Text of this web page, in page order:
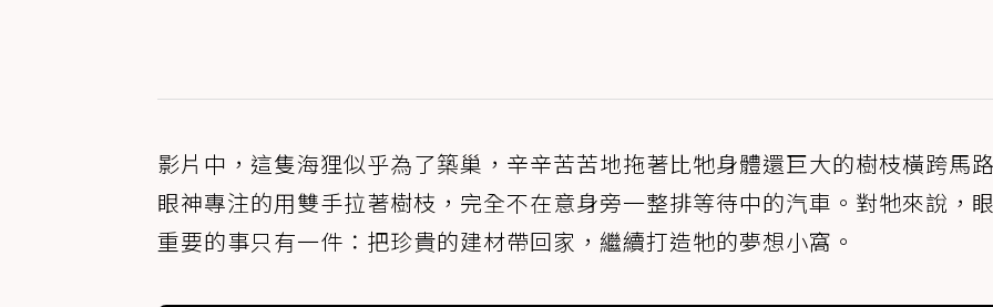
影片中，這隻海狸似乎為了築巢，辛辛苦苦地拖著比牠身體還巨大的樹枝橫跨馬
眼神專注的用雙手拉著樹枝，完全不在意身旁一整排等待中的汽車。對牠來說，
重要的事只有一件：把珍貴的建材帶回家，繼續打造牠的夢想小窩。